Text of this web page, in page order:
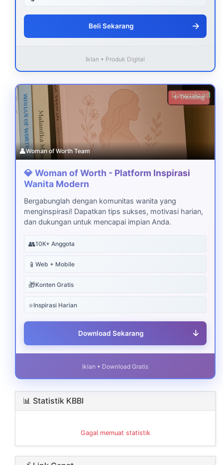
Beli Sekarang →
Iklan • Produk Digital
Download
✨ Trending
👤Woman of Worth Team
💎 Woman of Worth - Platform Inspirasi
Wanita Modern
Bergabunglah dengan komunitas wanita yang
menginspirasi! Dapatkan tips sukses, motivasi harian,
dan dukungan untuk mencapai impian Anda.
👥10K+ Anggota
📱 Web + Mobile
🎁Konten Gratis
⭐Inspirasi Harian
Download Sekarang ↓
Iklan • Download Gratis
📊 Statistik KBBI
Gagal memuat statistik